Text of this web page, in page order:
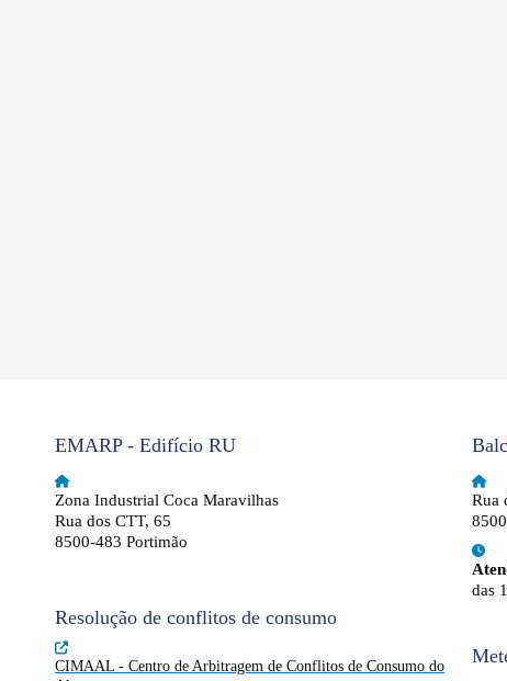
EMARP - Edifício RU
Zona Industrial Coca Maravilhas
Rua dos CTT, 65
8500-483 Portimão
Resolução de conflitos de consumo
CIMAAL - Centro de Arbitragem de Conflitos de Consumo do
Rua
das